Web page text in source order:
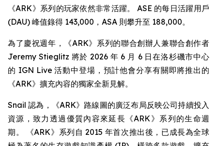
《ARK》系列的玩家依然非常活躍。 ASE 的每日活躍用戶
(DAU) 峰值錄得 143,000，ASA 則攀升至 188,000。
為了慶祝週年，《ARK》系列的聯合創辦人兼聯合創作者
Jeremy Stieglitz 將於 2026 年 6 月 6 日在洛杉磯市中心
的 IGN Live 活動中登場，預計他會分享有關即將推出的
《ARK》擴充內容的獨家全新見解。
Snail 認為，《ARK》路線圖的廣泛布局反映公司持續投入
資源，致力透過優質內容來延長《ARK》系列的生命週
期。 《ARK》系列自 2015 年首次推出後，已成長為全球